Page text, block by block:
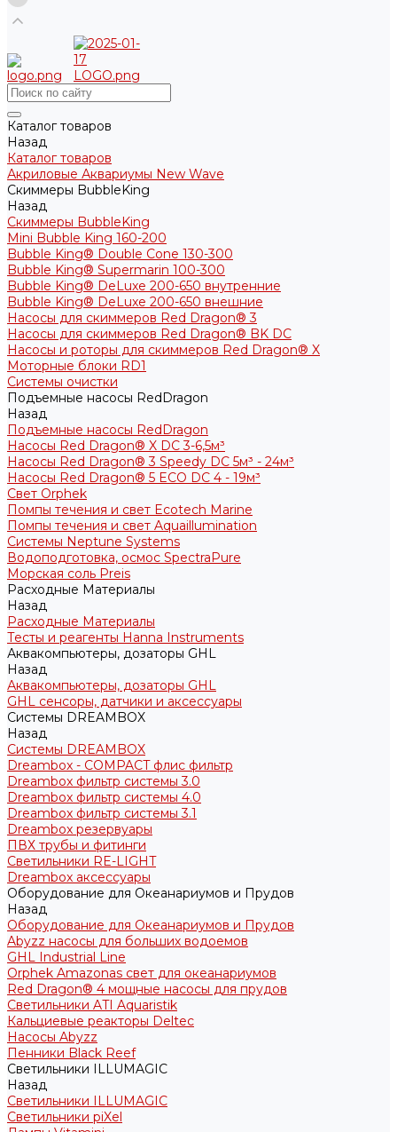
Каталог товаров
Назад
Каталог товаров
Акриловые Аквариумы New Wave
Скиммеры BubbleKing
Назад
Скиммеры BubbleKing
Mini Bubble King 160-200
Bubble King® Double Cone 130-300
Bubble King® Supermarin 100-300
Bubble King® DeLuxe 200-650 внутренние
Bubble King® DeLuxe 200-650 внешние
Насосы для скиммеров Red Dragon® 3
Насосы для скиммеров Red Dragon® BK DC
Насосы и роторы для скиммеров Red Dragon® X
Моторные блоки RD1
Системы очистки
Подъемные насосы RedDragon
Назад
Подъемные насосы RedDragon
Насосы Red Dragon® X DC 3-6,5м³
Насосы Red Dragon® 3 Speedy DC 5м³ - 24м³
Насосы Red Dragon® 5 ECO DC 4 - 19м³
Свет Orphek
Помпы течения и свет Ecotech Marine
Помпы течения и свет Aquaillumination
Системы Neptune Systems
Водоподготовка, осмос SpectraPure
Морская соль Preis
Расходные Материалы
Назад
Расходные Материалы
Тесты и реагенты Hanna Instruments
Аквакомпьютеры, дозаторы GHL
Назад
Аквакомпьютеры, дозаторы GHL
GHL сенсоры, датчики и аксессуары
Системы DREAMBOX
Назад
Системы DREAMBOX
Dreambox - COMPACT флис фильтр
Dreambox фильтр системы 3.0
Dreambox фильтр системы 4.0
Dreambox фильтр системы 3.1
Dreambox резервуары
ПВХ трубы и фитинги
Светильники RE-LIGHT
Dreambox аксессуары
Оборудование для Океанариумов и Прудов
Назад
Оборудование для Океанариумов и Прудов
Abyzz насосы для больших водоемов
GHL Industrial Line
Orphek Amazonas свет для океанариумов
Red Dragon® 4 мощные насосы для прудов
Светильники ATI Aquaristik
Кальциевые реакторы Deltec
Насосы Abyzz
Пенники Black Reef
Светильники ILLUMAGIC
Назад
Светильники ILLUMAGIC
Светильники piXel